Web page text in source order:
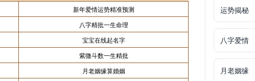
新年爱情运势精准预测
八字精批一生命理
宝宝在线起名字
紫微斗数一生精批
月老姻缘算婚姻
运势揭秘
八字爱情
月老姻缘